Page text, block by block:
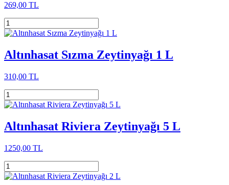
269,00 TL
Altınhasat Sızma Zeytinyağı 1 L
310,00 TL
Altınhasat Riviera Zeytinyağı 5 L
1250,00 TL